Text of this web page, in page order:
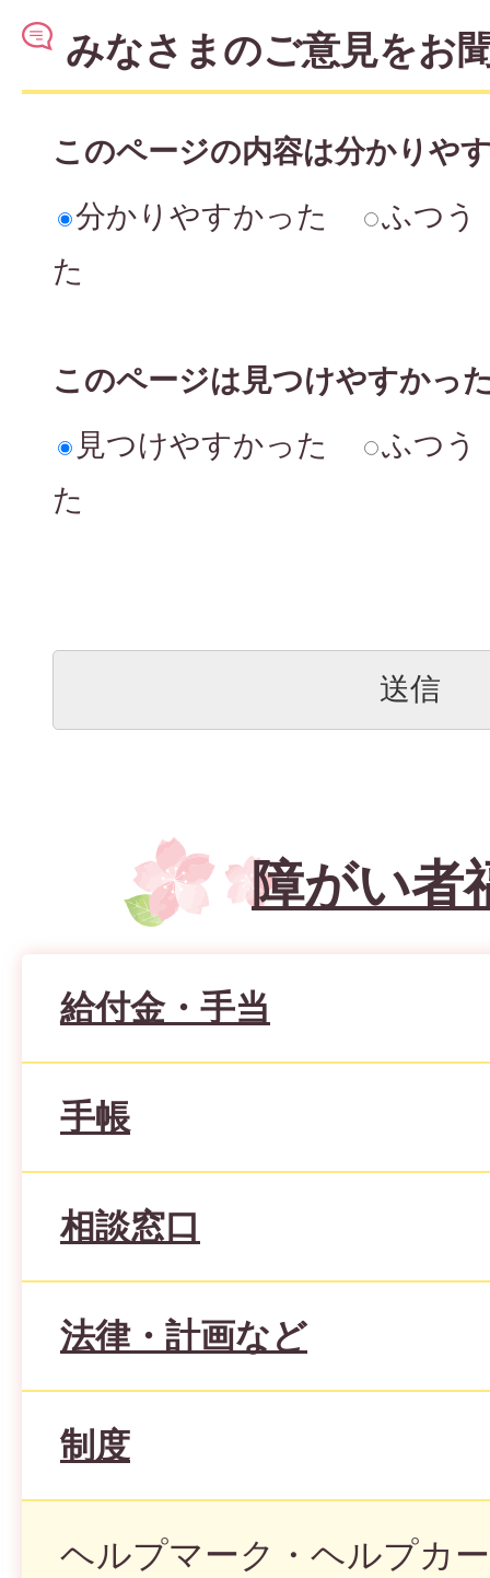
みなさまのご意見をお
このページの内容は分かりや
分かりやすかった
ふつう
た
このページは見つけやすかっ
見つけやすかった
ふつう
た
障がい者
給付金・手当
手帳
相談窓口
法律・計画など
制度
ヘルプマーク・ヘルプカ